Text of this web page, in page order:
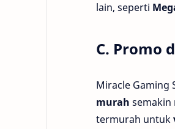
lain, seperti
C. Promo
Miracle Gaming
murah semakin
termurah untuk